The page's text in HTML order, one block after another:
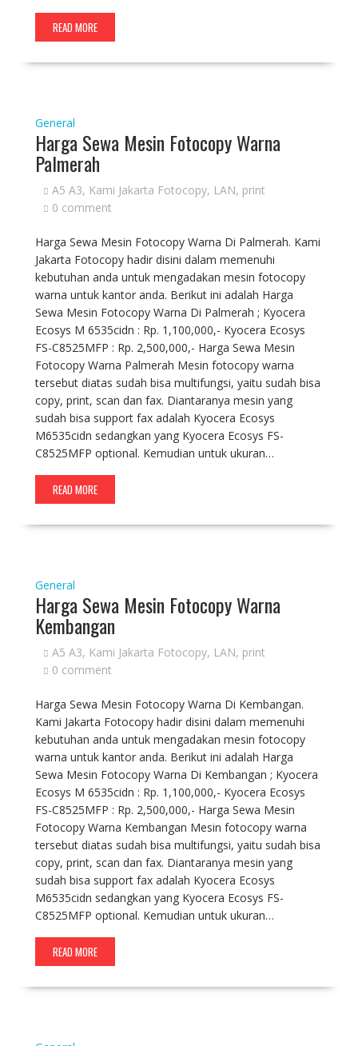
READ MORE
General
Harga Sewa Mesin Fotocopy Warna
Palmerah
A5 A3, Kami Jakarta Fotocopy, LAN, print
0 comment
Harga Sewa Mesin Fotocopy Warna Di Palmerah. Kami
Jakarta Fotocopy hadir disini dalam memenuhi
kebutuhan anda untuk mengadakan mesin fotocopy
warna untuk kantor anda. Berikut ini adalah Harga
Sewa Mesin Fotocopy Warna Di Palmerah ; Kyocera
Ecosys M 6535cidn : Rp. 1,100,000,- Kyocera Ecosys
FS-C8525MFP : Rp. 2,500,000,- Harga Sewa Mesin
Fotocopy Warna Palmerah Mesin fotocopy warna
tersebut diatas sudah bisa multifungsi, yaitu sudah bisa
copy, print, scan dan fax. Diantaranya mesin yang
sudah bisa support fax adalah Kyocera Ecosys
M6535cidn sedangkan yang Kyocera Ecosys FS-
C8525MFP optional. Kemudian untuk ukuran…
READ MORE
General
Harga Sewa Mesin Fotocopy Warna
Kembangan
A5 A3, Kami Jakarta Fotocopy, LAN, print
0 comment
Harga Sewa Mesin Fotocopy Warna Di Kembangan.
Kami Jakarta Fotocopy hadir disini dalam memenuhi
kebutuhan anda untuk mengadakan mesin fotocopy
warna untuk kantor anda. Berikut ini adalah Harga
Sewa Mesin Fotocopy Warna Di Kembangan ; Kyocera
Ecosys M 6535cidn : Rp. 1,100,000,- Kyocera Ecosys
FS-C8525MFP : Rp. 2,500,000,- Harga Sewa Mesin
Fotocopy Warna Kembangan Mesin fotocopy warna
tersebut diatas sudah bisa multifungsi, yaitu sudah bisa
copy, print, scan dan fax. Diantaranya mesin yang
sudah bisa support fax adalah Kyocera Ecosys
M6535cidn sedangkan yang Kyocera Ecosys FS-
C8525MFP optional. Kemudian untuk ukuran…
READ MORE